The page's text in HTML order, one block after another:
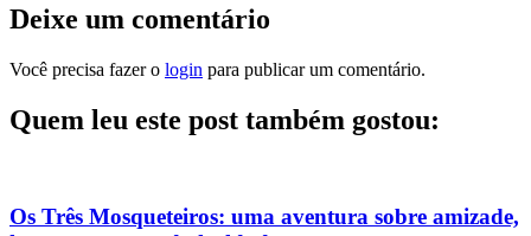
Deixe um comentário
Você precisa fazer o login para publicar um comentário.
Quem leu este post também gostou:
Os Três Mosqueteiros: uma aventura sobre amizade,